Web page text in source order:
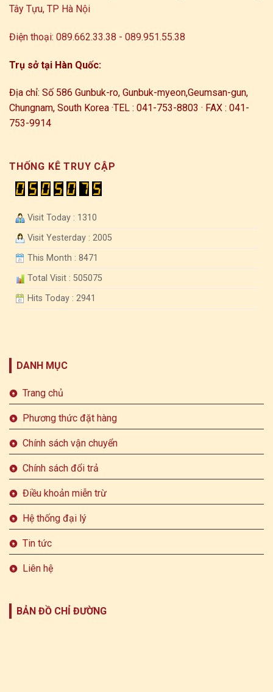
Tây Tựu, TP Hà Nội
Điện thoại: 089.662.33.38 - 089.951.55.38
Trụ sở tại Hàn Quốc:
Địa chỉ: Số 586 Gunbuk-ro, Gunbuk-myeon,Geumsan-gun,
Chungnam, South Korea ·TEL : 041-753-8803 · FAX : 041-
753-9914
THỐNG KÊ TRUY CẬP
Visit Today : 1310
Visit Yesterday : 2005
This Month : 8471
Total Visit : 505075
Hits Today : 2941
DANH MỤC
Trang chủ
Phương thức đặt hàng
Chính sách vận chuyển
Chính sách đổi trả
Điều khoản miễn trừ
Hệ thống đại lý
Tin tức
Liên hệ
BẢN ĐỒ CHỈ ĐƯỜNG